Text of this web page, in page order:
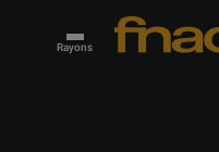
Rayons